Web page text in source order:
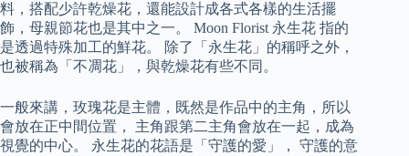
料，搭配少許乾燥花，還能設計成各式各樣的生活擺
飾，母親節花也是其中之一。 Moon Florist 永生花 指的
是透過特殊加工的鮮花。 除了「永生花」的稱呼之外，
也被稱為「不凋花」，與乾燥花有些不同。
一般來講，玫瑰花是主體，既然是作品中的主角，所以
會放在正中間位置， 主角跟第二主角會放在一起，成為
視覺的中心。 永生花的花語是「守護的愛」， 守護的意